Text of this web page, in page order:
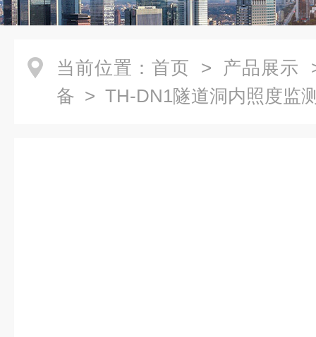
当前位置： 首页 > 产品展示
备 > TH-DN1隧道洞内照度监